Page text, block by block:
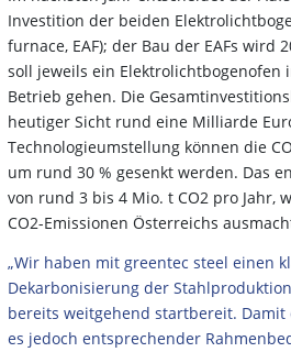
Investition der beiden
furnace, EAF); der Bau der EAFs wird
soll jeweils ein Elektrolichtbogenofen
Betrieb gehen. Die
heutiger Sicht rund eine Milliarde
Technologieumstellung können die
um rund 30 % gesenkt werden. Das
von rund 3 bis 4 Mio. t CO2 pro Jahr,
CO2-Emissionen Österreichs
„Wir haben mit greentec steel einen
Dekarbonisierung der
bereits weitgehend startbereit.
es jedoch entsprechender